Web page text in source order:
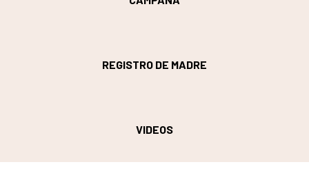
REGISTRO DE MADRE
VIDEOS